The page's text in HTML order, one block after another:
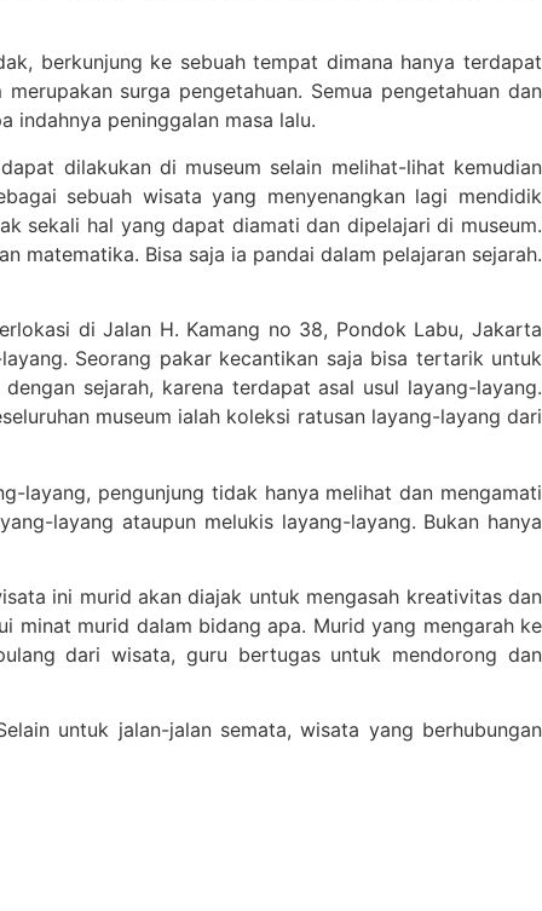
berkunjung ke sebuah tempat dimana hanya terdapat
surga pengetahuan. Semua pengetahuan dan
indahnya peninggalan masa lalu.
dilakukan di museum selain melihat-lihat kemudian
sebuah wisata yang menyenangkan lagi mendidik
sekali hal yang dapat diamati dan dipelajari di museum.
matematika. Bisa saja ia pandai dalam pelajaran sejarah.
di Jalan H. Kamang no 38, Pondok Labu, Jakarta
Seorang pakar kecantikan saja bisa tertarik untuk
sejarah, karena terdapat asal usul layang-layang.
museum ialah koleksi ratusan layang-layang dari
layang, pengunjung tidak hanya melihat dan mengamati
layang ataupun melukis layang-layang. Bukan hanya
ini murid akan diajak untuk mengasah kreativitas dan
minat murid dalam bidang apa. Murid yang mengarah ke
dari wisata, guru bertugas untuk mendorong dan
untuk jalan-jalan semata, wisata yang berhubungan